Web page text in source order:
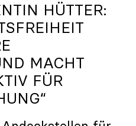
HÜTTER:
MACHT
FÜR